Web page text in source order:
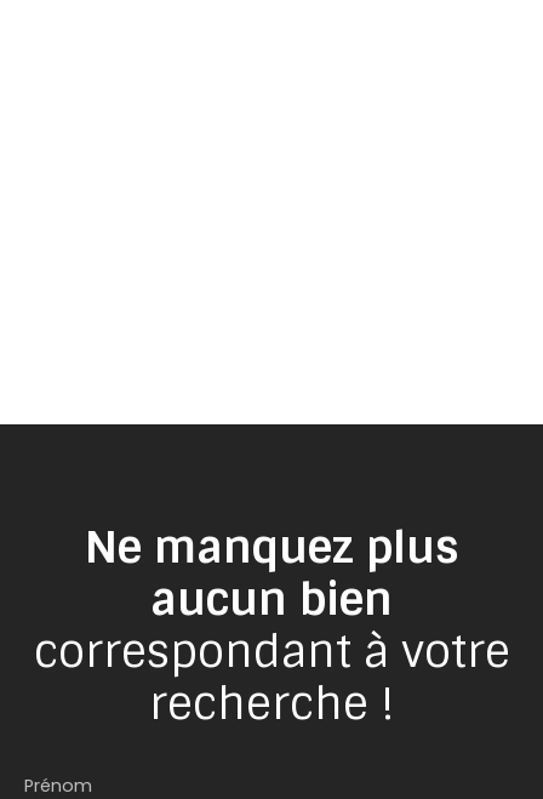
Ne manquez plus
aucun bien
correspondant à votre
recherche !
Prénom